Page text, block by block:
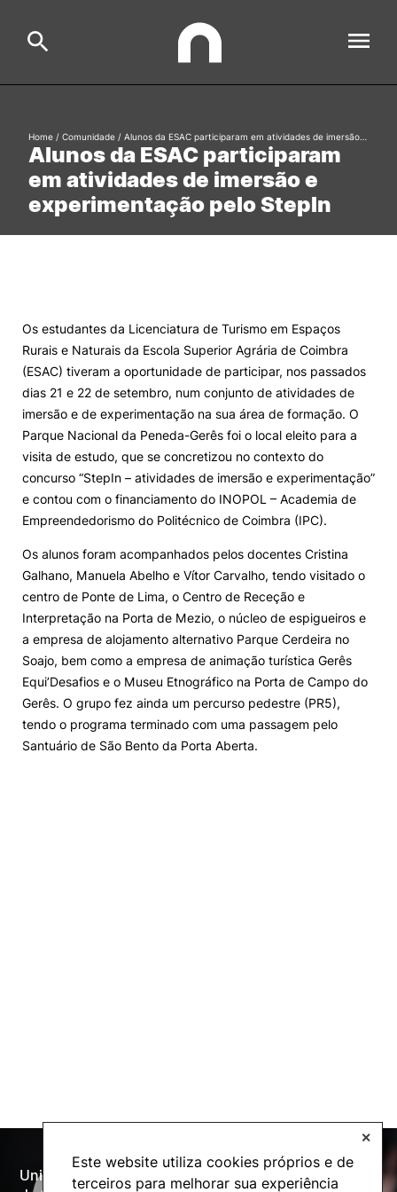
Este website utiliza cookies próprios e de
terceiros para melhorar sua experiência
✕
Estudar
International Relations
Ofertas de Emprego e Informações Úteis
Loja da Agrária
Mudança de Par Instituição/Curso
©2026 Instituto Politécnico de Coimbra. Todos os direitos reservados.
Search
Formative Offer General
Alunos da ESAC participaram
em atividades de imersão e
experimentação pelo StepIn
Home / Comunidade / Alunos da ESAC participaram em atividades de imersão…
Os estudantes da Licenciatura de Turismo em Espaços
Rurais e Naturais da Escola Superior Agrária de Coimbra
(ESAC) tiveram a oportunidade de participar, nos passados
dias 21 e 22 de setembro, num conjunto de atividades de
imersão e de experimentação na sua área de formação. O
Parque Nacional da Peneda-Gerês foi o local eleito para a
visita de estudo, que se concretizou no contexto do
concurso “StepIn – atividades de imersão e experimentação”
e contou com o financiamento do INOPOL – Academia de
Empreendedorismo do Politécnico de Coimbra (IPC).
Os alunos foram acompanhados pelos docentes Cristina
Galhano, Manuela Abelho e Vítor Carvalho, tendo visitado o
centro de Ponte de Lima, o Centro de Receção e
Interpretação na Porta de Mezio, o núcleo de espigueiros e
a empresa de alojamento alternativo Parque Cerdeira no
Soajo, bem como a empresa de animação turística Gerês
Equi’Desafios e o Museu Etnográfico na Porta de Campo do
Gerês. O grupo fez ainda um percurso pedestre (PR5),
tendo o programa terminado com uma passagem pelo
Santuário de São Bento da Porta Aberta.
Universidade Politécnica
Oferta Formativa